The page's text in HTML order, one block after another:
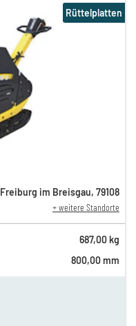
Rüttelplatten
Freiburg im Breisgau, 79108
+ weitere Standorte
687,00 kg
800,00 mm